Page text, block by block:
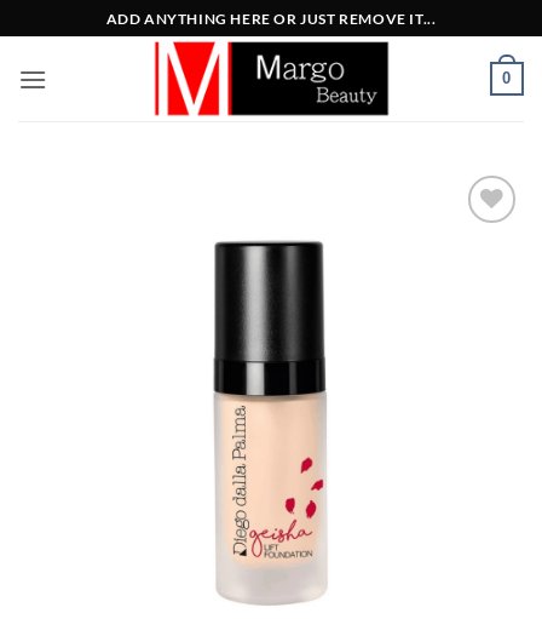
στο
περιεχόμενο
ADD ANYTHING HERE OR JUST REMOVE IT...
0